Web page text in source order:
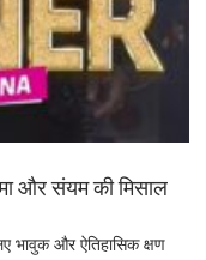
और संयम की मिसाल
भावुक और ऐतिहासिक क्षण